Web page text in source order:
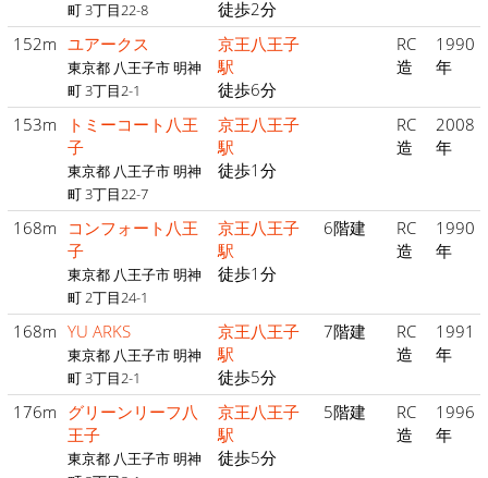
町 3丁目22-8
徒歩2分
152m ユアークス
東京都 八王子市 明神
町 3丁目2-1
京王八王子
駅
徒歩6分
RC
造
1990
年
153m
トミーコート八王
子
東京都 八王子市 明神
町 3丁目22-7
京王八王子
駅
徒歩1分
RC
造
2008
年
168m
コンフォート八王
子
東京都 八王子市 明神
町 2丁目24-1
京王八王子
駅
徒歩1分
6階建
RC
造
1990
年
168m YU ARKS
東京都 八王子市 明神
町 3丁目2-1
京王八王子
駅
徒歩5分
7階建
RC
造
1991
年
176m グリーンリーフ八
王子
東京都 八王子市 明神
京王八王子
駅
徒歩5分
5階建
RC
造
1996
年